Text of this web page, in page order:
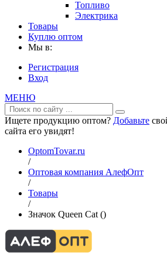
Топливо
Электрика
Товары
Куплю оптом
Мы в:
Регистрация
Вход
МЕНЮ
Ищете продукцию оптом? Добавьте
сайта его увидят!
OptomTovar.ru
/
Оптовая компания АлефОпт
/
Товары
/
Значок Queen Cat ()